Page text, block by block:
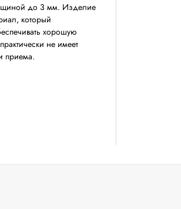
до 3 мм. Изделие
который
хорошую
не имеет
приема.